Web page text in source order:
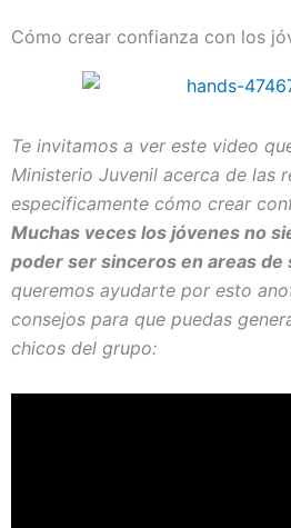
Cómo crear confianza con los
Te invitamos a ver este video
Ministerio Juvenil acerca de las
especificamente cómo crear
Muchas veces los jóvenes no
poder ser sinceros en areas de
queremos ayudarte por esto
consejos para que puedas
chicos del grupo: